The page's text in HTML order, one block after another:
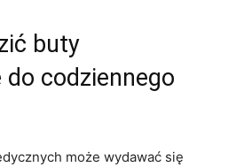
buty
codziennego
może wydawać się